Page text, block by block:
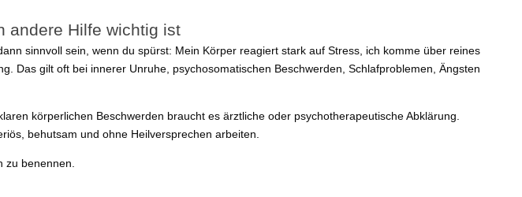
andere Hilfe wichtig ist
sinnvoll sein, wenn du spürst: Mein Körper reagiert stark auf Stress, ich komme über reines
Das gilt oft bei innerer Unruhe, psychosomatischen Beschwerden, Schlafproblemen, Ängsten
körperlichen Beschwerden braucht es ärztliche oder psychotherapeutische Abklärung.
behutsam und ohne Heilversprechen arbeiten.
benennen.